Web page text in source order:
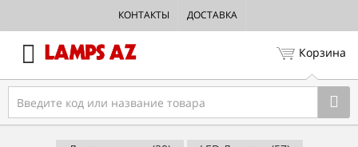
КОНТАКТЫ ДОСТАВКА
Корзина